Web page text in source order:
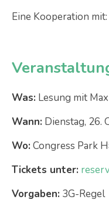
Eine Kooperation mit:
Was: Lesung mit
Wann: Dienstag, 26.
Wo: Congress Park
Tickets unter:
Vorgaben: 3G-Regel